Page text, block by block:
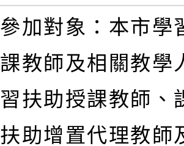
參加對象：本市學
課教師及相關教學
習扶助授課教師、
扶助增置代理教師